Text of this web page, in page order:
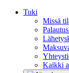
Tuki
Missä
Kaikki